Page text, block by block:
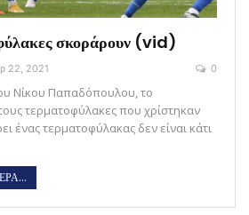
σκοράρουν (vid)
22, 2021 0
Νίκου Παπαδόπουλου, το
τερματοφύλακες που χρίστηκαν
ένας τερματοφύλακας δεν είναι κάτι